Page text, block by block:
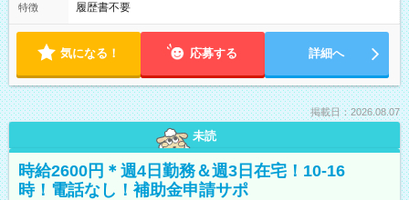
特徴 履歴書不要
気になる！ 応募する 詳細へ
掲載日：2026.08.07
未読
時給2600円＊週4日勤務＆週3日在宅！10-16
時！電話なし！補助金申請サポ